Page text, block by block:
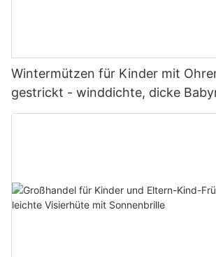
Wintermützen für Kinder mit
gestrickt - winddichte, dicke